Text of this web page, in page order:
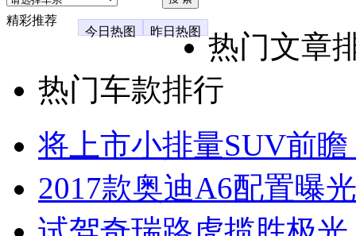
精彩推荐
今日热图
昨日热图
热门文章
热门车款排行
将上市小排量SUV前
2017款奥迪A6配置曝